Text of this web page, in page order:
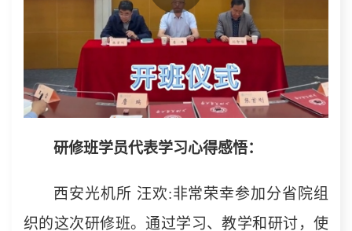
研修班学员代表学习心得感悟：
西安光机所 汪欢:非常荣幸参加分省院组
织的这次研修班。通过学习、教学和研讨，使